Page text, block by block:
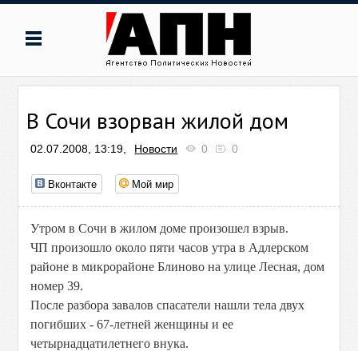
В Сочи взорван жилой дом
02.07.2008, 13:19, Новости 0 0
Вконтакте Мой мир
Утром в Сочи в жилом доме произошел взрыв.
ЧП произошло около пяти часов утра в Адлерском
районе в микрорайоне Блиново на улице Лесная, дом
номер 39.
После разбора завалов спасатели нашли тела двух
погибших - 67-летней женщины и ее
четырнадцатилетнего внука.